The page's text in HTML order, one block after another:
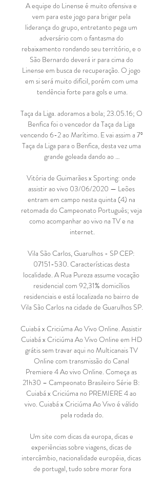
A equipe do Linense é muito ofensiva e
vem para este jogo para brigar pela
liderança do grupo, entretanto pega um
adversário com o fantasma do
rebaixamento rondando seu território, e o
São Bernardo deverá ir para cima do
Linense em busca de recuperação. O jogo
em si será muito difícil, porém com uma
tendência forte para gols e uma.
Taça da Liga. adoramos a bola; 23.05.16; O
Benfica foi o vencedor da Taça da Liga
vencendo 6-2 ao Marítimo. E vai assim a 7º
Taça da Liga para o Benfica, desta vez uma
grande goleada dando ao …
Vitória de Guimarães x Sporting: onde
assistir ao vivo 03/06/2020 — Leões
entram em campo nesta quinta (4) na
retomada do Campeonato Português; veja
como acompanhar ao vivo na TV e na
internet.
Vila São Carlos, Guarulhos - SP CEP:
07151-530. Características desta
localidade. A Rua Pureza assume vocação
residencial com 92,31% domicílios
residenciais e está localizada no bairro de
Vila São Carlos na cidade de Guarulhos SP.
Cuiabá x Criciúma Ao Vivo Online. Assistir
Cuiabá x Criciúma Ao Vivo Online em HD
grátis sem travar aqui no Multicanais TV
Online com transmissão do Canal
Premiere 4 Ao vivo Online. Começa as
21h30 – Campeonato Brasileiro Série B:
Cuiabá x Criciúma no PREMIERE 4 ao
vivo. Cuiabá x Criciúma Ao Vivo é válido
pela rodada do.
Um site com dicas da europa, dicas e
experiências sobre viagens, dicas de
intercâmbio, nacionalidade européia, dicas
de portugal, tudo sobre morar fora